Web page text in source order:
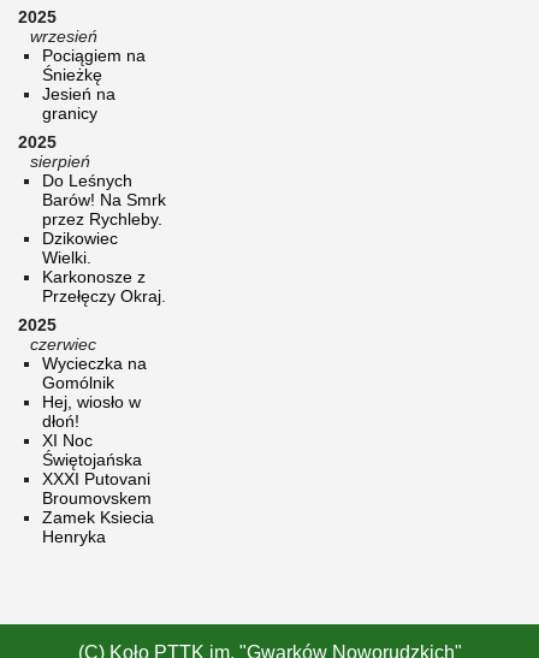
2025
wrzesień
Pociągiem na
Śnieżkę
Jesień na
granicy
2025
sierpień
Do Leśnych
Barów! Na Smrk
przez Rychleby.
Dzikowiec
Wielki.
Karkonosze z
Przełęczy Okraj.
2025
czerwiec
Wycieczka na
Gomólnik
Hej, wiosło w
dłoń!
XI Noc
Świętojańska
XXXI Putovani
Broumovskem
Zamek Ksiecia
Henryka
(C) Koło PTTK im. "Gwarków Noworudzkich"